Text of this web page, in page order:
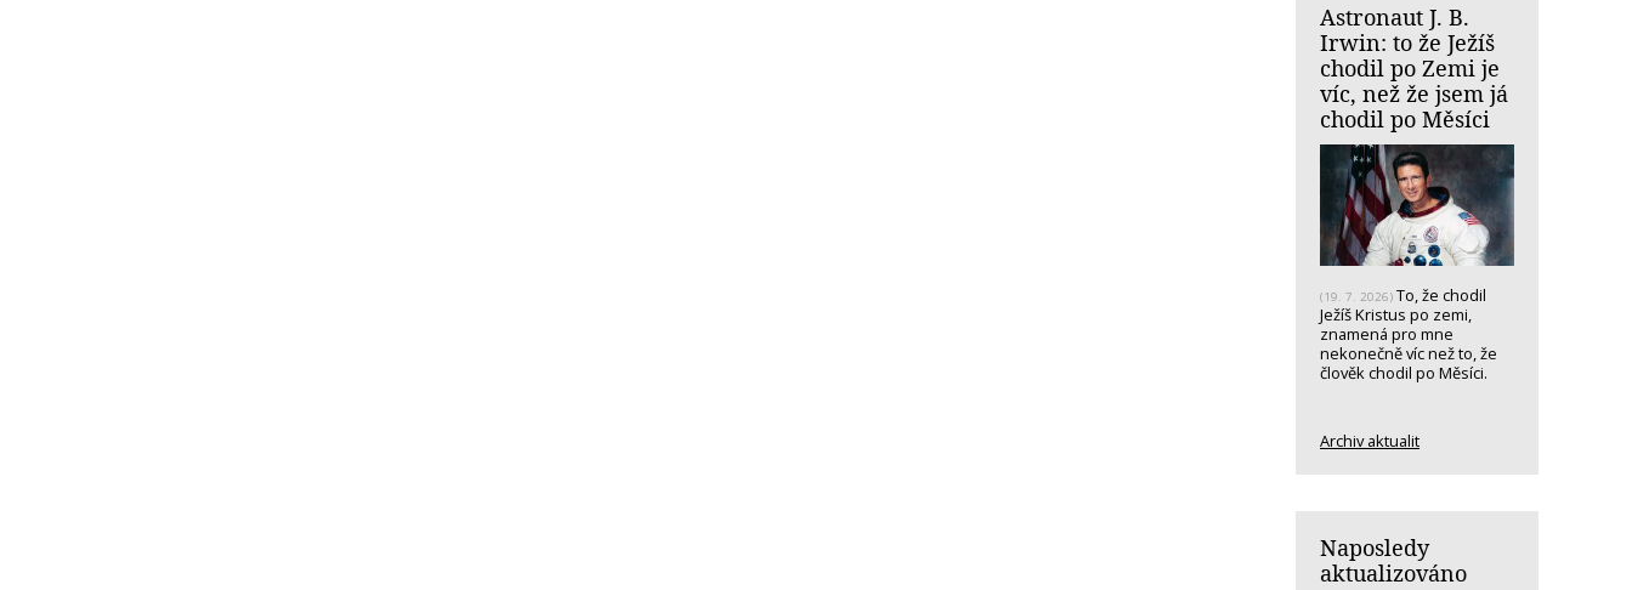
Astronaut J. B.
Irwin: to že Ježíš
chodil po Zemi je
víc, než že jsem já
chodil po Měsíci
(19. 7. 2026) To, že chodil
Ježíš Kristus po zemi,
znamená pro mne
nekonečně víc než to, že
člověk chodil po Měsíci.
Archiv aktualit
Naposledy
aktualizováno